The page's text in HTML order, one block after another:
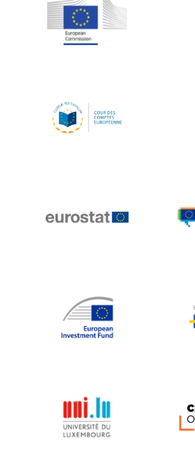
Jean-Louis Schiltz
Jean-Victor Louis
Johnny Åkerholm
Katharien L.C. Hunt
Klaus-Heiner Lehne
Koen LENAERTS
Lars Heikensten
Lucas Papademos
Máire Geoghegan-Quinn